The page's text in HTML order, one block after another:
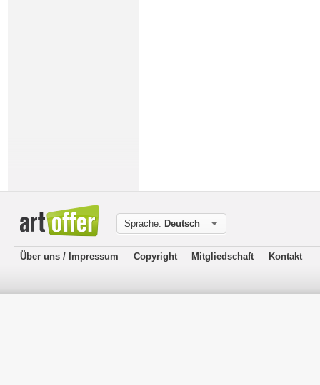
Sprache: Deutsch
Über uns / Impressum Copyright Mitgliedschaft Kontakt